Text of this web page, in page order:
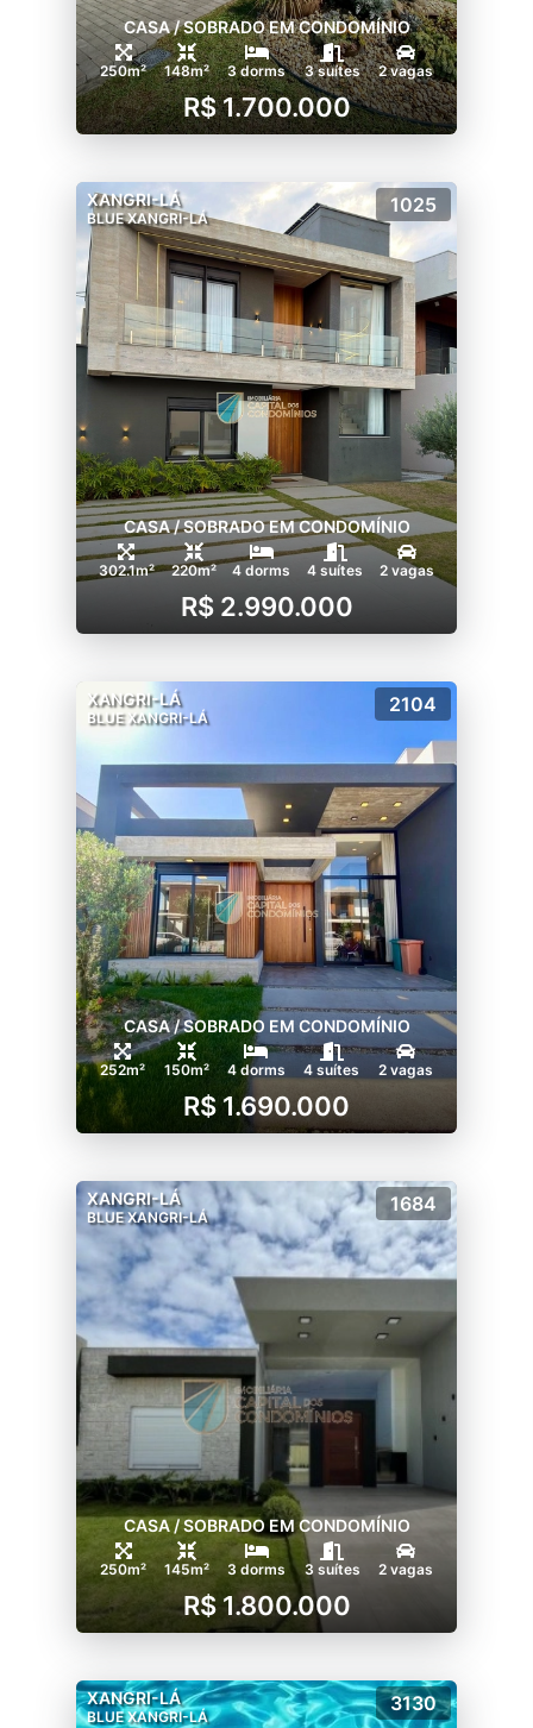
CASA / SOBRADO EM CONDOMÍNIO
250m² 148m² 3 dorms 3 suítes 2 vagas
R$ 1.700.000
XANGRI-LÁ
BLUE XANGRI-LÁ
1025
CASA / SOBRADO EM CONDOMÍNIO
302.1m² 220m² 4 dorms 4 suítes 2 vagas
R$ 2.990.000
XANGRI-LÁ
BLUE XANGRI-LÁ
2104
CASA / SOBRADO EM CONDOMÍNIO
252m² 150m² 4 dorms 4 suítes 2 vagas
R$ 1.690.000
XANGRI-LÁ
BLUE XANGRI-LÁ
1684
CASA / SOBRADO EM CONDOMÍNIO
250m² 145m² 3 dorms 3 suítes 2 vagas
R$ 1.800.000
XANGRI-LÁ
BLUE XANGRI-LÁ
3130